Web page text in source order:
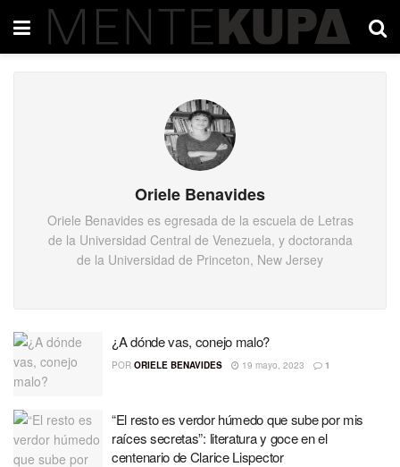
Oriele Benavides
Oriele Benavides es egresada de la escuela de Letras
de la Universidad Central de Venezuela, y doctoranda
de la Universidad de Princeton, New Jersey
¿A dónde vas, conejo malo?
POR ORIELE BENAVIDES 19 mayo, 2023 1
“El resto es verdor húmedo que sube por mis
raíces secretas”: literatura y goce en el
centenario de Clarice Lispector